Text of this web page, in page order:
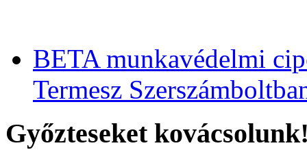
BETA munkavédelmi
Termesz
Győzteseket